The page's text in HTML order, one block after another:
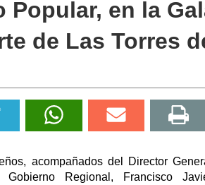
Popular, en la
de Las Torres
acompañados del Director
Regional, Francisco